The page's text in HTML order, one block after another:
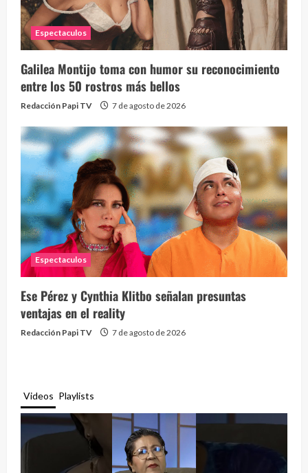
Espectaculos
Galilea Montijo toma con humor su reconocimiento
entre los 50 rostros más bellos
Redacción Papi TV 7 de agosto de 2026
Espectaculos
Ese Pérez y Cynthia Klitbo señalan presuntas
ventajas en el reality
Redacción Papi TV 7 de agosto de 2026
Videos Playlists